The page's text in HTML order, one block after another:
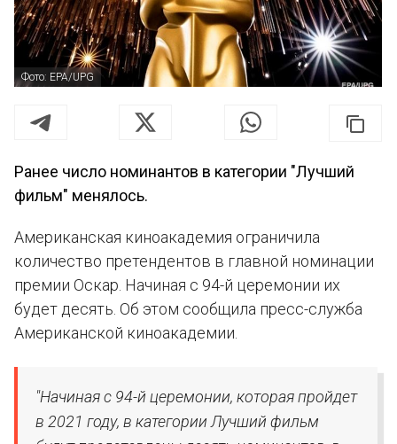
Фото: EPA/UPG
Ранее число номинантов в категории "Лучший
фильм" менялось.
Американская киноакадемия ограничила
количество претендентов в главной номинации
премии Оскар. Начиная с 94-й церемонии их
будет десять. Об этом сообщила пресс-служба
Американской киноакадемии.
"Начиная с 94-й церемонии, которая пройдет
в 2021 году, в категории Лучший фильм